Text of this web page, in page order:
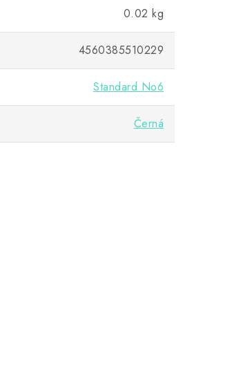
0.02 kg
4560385510229
Standard No6
Černá